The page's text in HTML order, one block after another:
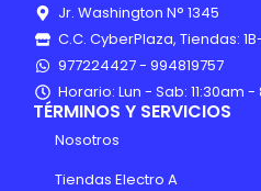
Jr. Washington N° 1345
C.C. CyberPlaza, Tiendas:
977224427 - 994819757
Horario: Lun - Sab: 11:30am
TÉRMINOS Y SERVICIOS
Nosotros
Tiendas Electro A